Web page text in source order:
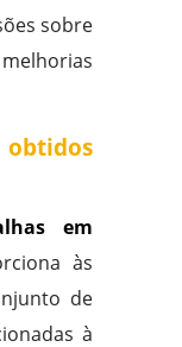
sobre
em
às
de
à